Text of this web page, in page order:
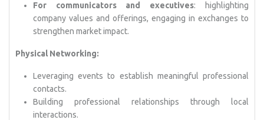
For communicators and executives: highlighting
company values and offerings, engaging in exchanges to
strengthen market impact.
Physical Networking:
Leveraging events to establish meaningful professional
contacts.
Building professional relationships through local
interactions.